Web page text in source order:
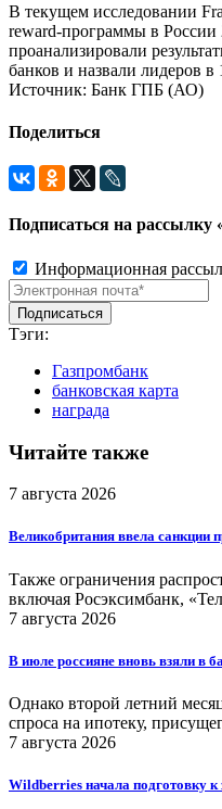
В текущем исследовании
reward-программы в России
проанализировали
банков и назвали лидеров
Источник: Банк ГПБ (АО)
Поделиться
Подписаться на рассылку
Информационная
Тэги:
Газпромбанк
банковская карта
награда
Читайте также
7 августа 2026
Великобритания ввела санкции
Также ограничения
включая Росэксимбанк,
7 августа 2026
В июле россияне вновь взяли в
Однако второй летний
спроса на ипотеку,
7 августа 2026
Wildberries начала подготовку к